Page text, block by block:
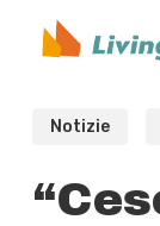
Notizie